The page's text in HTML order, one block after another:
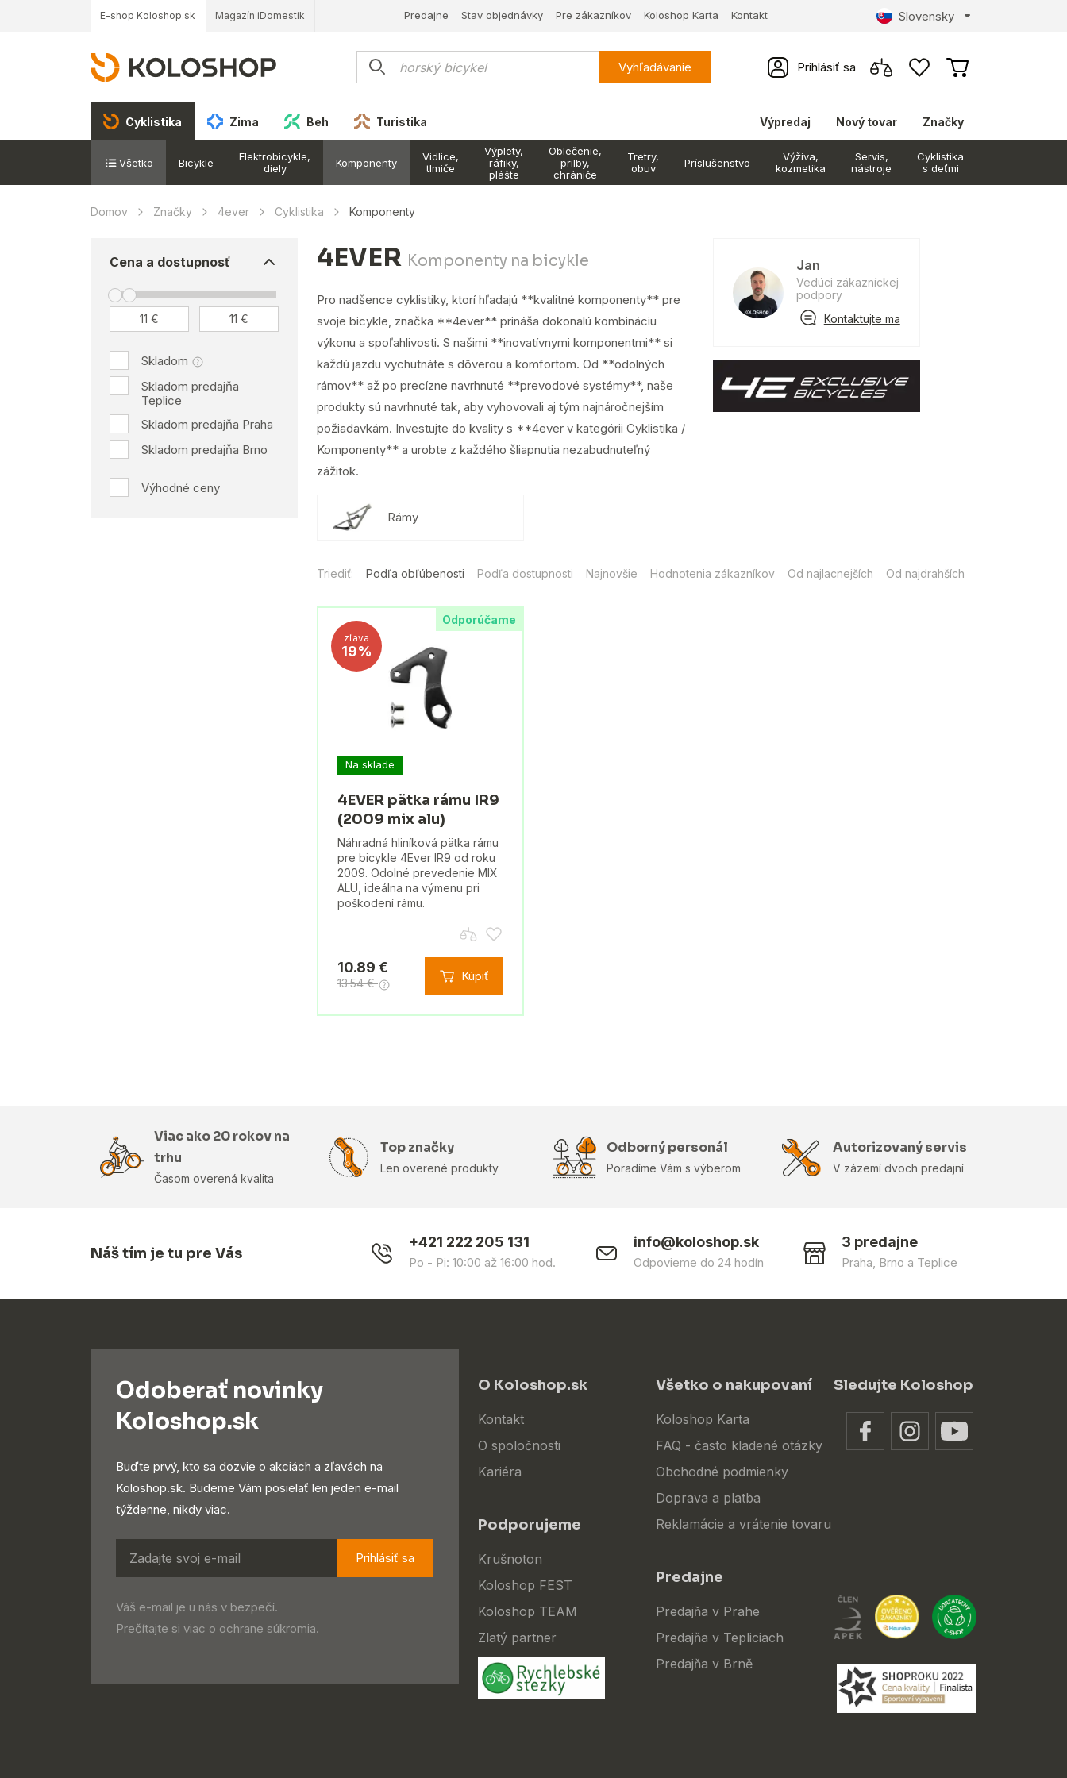
E-shop Koloshop.sk Magazín iDomestik Predajne Stav objednávky Pre zákazníkov Koloshop Karta Kontakt Slovensky
Vyhľadávanie Prihlásiť sa
Cyklistika Zima Beh Turistika Výpredaj Nový tovar Značky
Všetko Bicykle
Elektrobicykle,
diely
Komponenty
Vidlice,
tlmiče
Výplety,
ráfiky,
plášte
Oblečenie,
prilby,
chrániče
Tretry,
obuv
Príslušenstvo
Výživa,
kozmetika
Servis,
nástroje
Cyklistika
s deťmi
Domov Značky 4ever Cyklistika Komponenty
Cena a dostupnosť
Skladom
Skladom predajňa
Teplice
Skladom predajňa Praha
Skladom predajňa Brno
Výhodné ceny
4EVER Komponenty na bicykle
Pro nadšence cyklistiky, ktorí hľadajú **kvalitné komponenty** pre
svoje bicykle, značka **4ever** prináša dokonalú kombináciu
výkonu a spoľahlivosti. S našimi **inovatívnymi komponentmi** si
každú jazdu vychutnáte s dôverou a komfortom. Od **odolných
rámov** až po precízne navrhnuté **prevodové systémy**, naše
produkty sú navrhnuté tak, aby vyhovovali aj tým najnáročnejším
požiadavkám. Investujte do kvality s **4ever v kategórii Cyklistika /
Komponenty** a urobte z každého šliapnutia nezabudnuteľný
zážitok.
Jan
Vedúci zákazníckej
podpory
Kontaktujte ma
Rámy
Triediť: Podľa obľúbenosti Podľa dostupnosti Najnovšie Hodnotenia zákazníkov Od najlacnejších Od najdrahších
Odporúčame
zľava
19%
Na sklade
4EVER pätka rámu IR9
(2009 mix alu)
Náhradná hliníková pätka rámu
pre bicykle 4Ever IR9 od roku
2009. Odolné prevedenie MIX
ALU, ideálna na výmenu pri
poškodení rámu.
10.89 €
13.54 € Kúpiť
Viac ako 20 rokov na
trhu
Časom overená kvalita
Top značky
Len overené produkty
Odborný personál
Poradíme Vám s výberom
Autorizovaný servis
V zázemí dvoch predajní
Náš tím je tu pre Vás
+421 222 205 131
Po - Pi: 10:00 až 16:00 hod.
info@koloshop.sk
Odpovieme do 24 hodín
3 predajne
Praha Brno a Teplice
Odoberať novinky
Koloshop.sk
Buďte prvý, kto sa dozvie o akciách a zľavách na
Koloshop.sk. Budeme Vám posielať len jeden e-mail
týždenne, nikdy viac.
Prihlásiť sa
Váš e-mail je u nás v bezpečí.
Prečítajte si viac o ochrane súkromia.
O Koloshop.sk
Kontakt
O spoločnosti
Kariéra
Podporujeme
Krušnoton
Koloshop FEST
Koloshop TEAM
Zlatý partner
Všetko o nakupovaní
Koloshop Karta
FAQ - často kladené otázky
Obchodné podmienky
Doprava a platba
Reklamácie a vrátenie tovaru
Predajne
Predajňa v Prahe
Predajňa v Tepliciach
Predajňa v Brně
Sledujte Koloshop